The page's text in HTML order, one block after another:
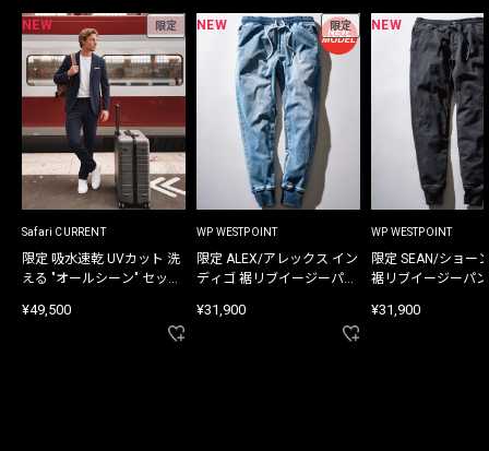
NEW 限定
Safari CURRENT
限定 吸水速乾 UVカット 洗
える "オールシーン" セット
¥49,500
NEW 限定
WP WESTPOINT
限定 ALEX/アレックス イン
ディゴ 裾リブイージーパン
¥31,900
NEW
WP WESTPOINT
限定 SEAN/ショー
裾リブイージーパ
¥31,900